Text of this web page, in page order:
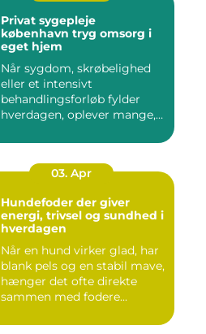
Privat sygepleje
københavn tryg omsorg i
eget hjem
Når sygdom, skrøbelighed
eller et intensivt
behandlingsforløb fylder
hverdagen, oplever mange,
03. Apr
Hundefoder der giver
energi, trivsel og sundhed i
hverdagen
Når en hund virker glad, har
blank pels og en stabil mave,
hænger det ofte direkte
sammen med fodere...